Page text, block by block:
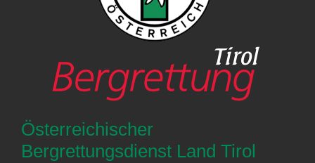
Österreichischer
Bergrettungsdienst Land Tirol